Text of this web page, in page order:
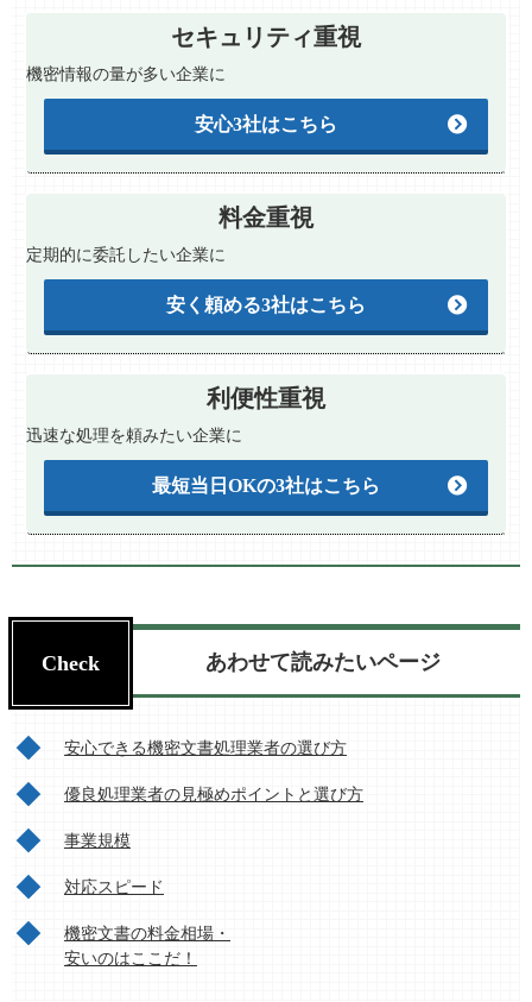
セキュリティ重視
機密情報の量が多い企業に
安心3社はこちら
料金重視
定期的に委託したい企業に
安く頼める3社はこちら
利便性重視
迅速な処理を頼みたい企業に
最短当日OKの3社はこちら
あわせて読みたいページ
安心できる機密文書処理業者の選び方
優良処理業者の見極めポイントと選び方
事業規模
対応スピード
機密文書の料金相場・
安いのはここだ！